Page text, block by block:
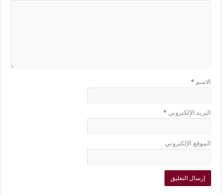
الاسم*
البريد الإلكتروني*
الموقع الإلكتروني